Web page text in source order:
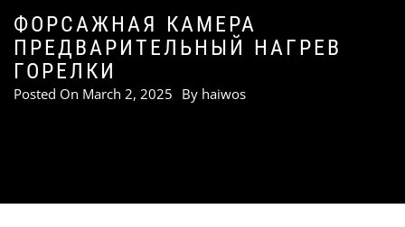
ФОРСАЖНАЯ КАМЕРА
ПРЕДВАРИТЕЛЬНЫЙ НАГРЕВ
ГОРЕЛКИ
Posted On March 2, 2025 By haiwos